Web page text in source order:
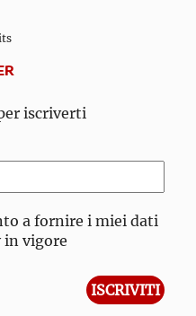
iscriverti
a fornire i miei dati
in vigore